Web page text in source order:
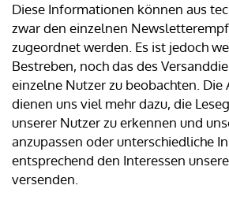
Diese Informationen können aus
zwar den einzelnen
zugeordnet werden. Es ist jedoch
Bestreben, noch das des
einzelne Nutzer zu beobachten. Die
dienen uns viel mehr dazu, die
unserer Nutzer zu erkennen und
anzupassen oder unterschiedliche
entsprechend den Interessen
versenden.